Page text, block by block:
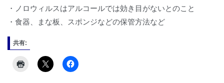
・ノロウィルスはアルコールでは効き目がないとのこと
・食器、まな板、スポンジなどの保管方法など
共有: